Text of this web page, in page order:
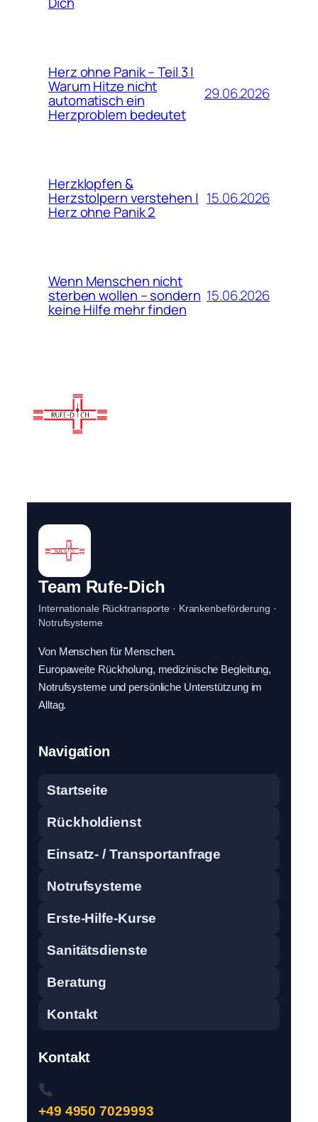
Herz ohne Panik – Teil 3 |
Warum Hitze nicht
automatisch ein
Herzproblem bedeutet
29.06.2026
Herzklopfen &
Herzstolpern verstehen |
Herz ohne Panik 2
15.06.2026
Wenn Menschen nicht
sterben wollen – sondern
keine Hilfe mehr finden
15.06.2026
Team Rufe-Dich
Internationale Rücktransporte · Krankenbeförderung ·
Notrufsysteme
Von Menschen für Menschen.
Europaweite Rückholung, medizinische Begleitung,
Notrufsysteme und persönliche Unterstützung im
Alltag.
Navigation
Startseite
Rückholdienst
Einsatz- / Transportanfrage
Notrufsysteme
Erste-Hilfe-Kurse
Sanitätsdienste
Beratung
Kontakt
Kontakt
+49 4950 7029993